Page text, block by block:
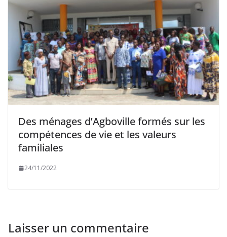
Des ménages d’Agboville formés sur les
compétences de vie et les valeurs
familiales
24/11/2022
Laisser un commentaire